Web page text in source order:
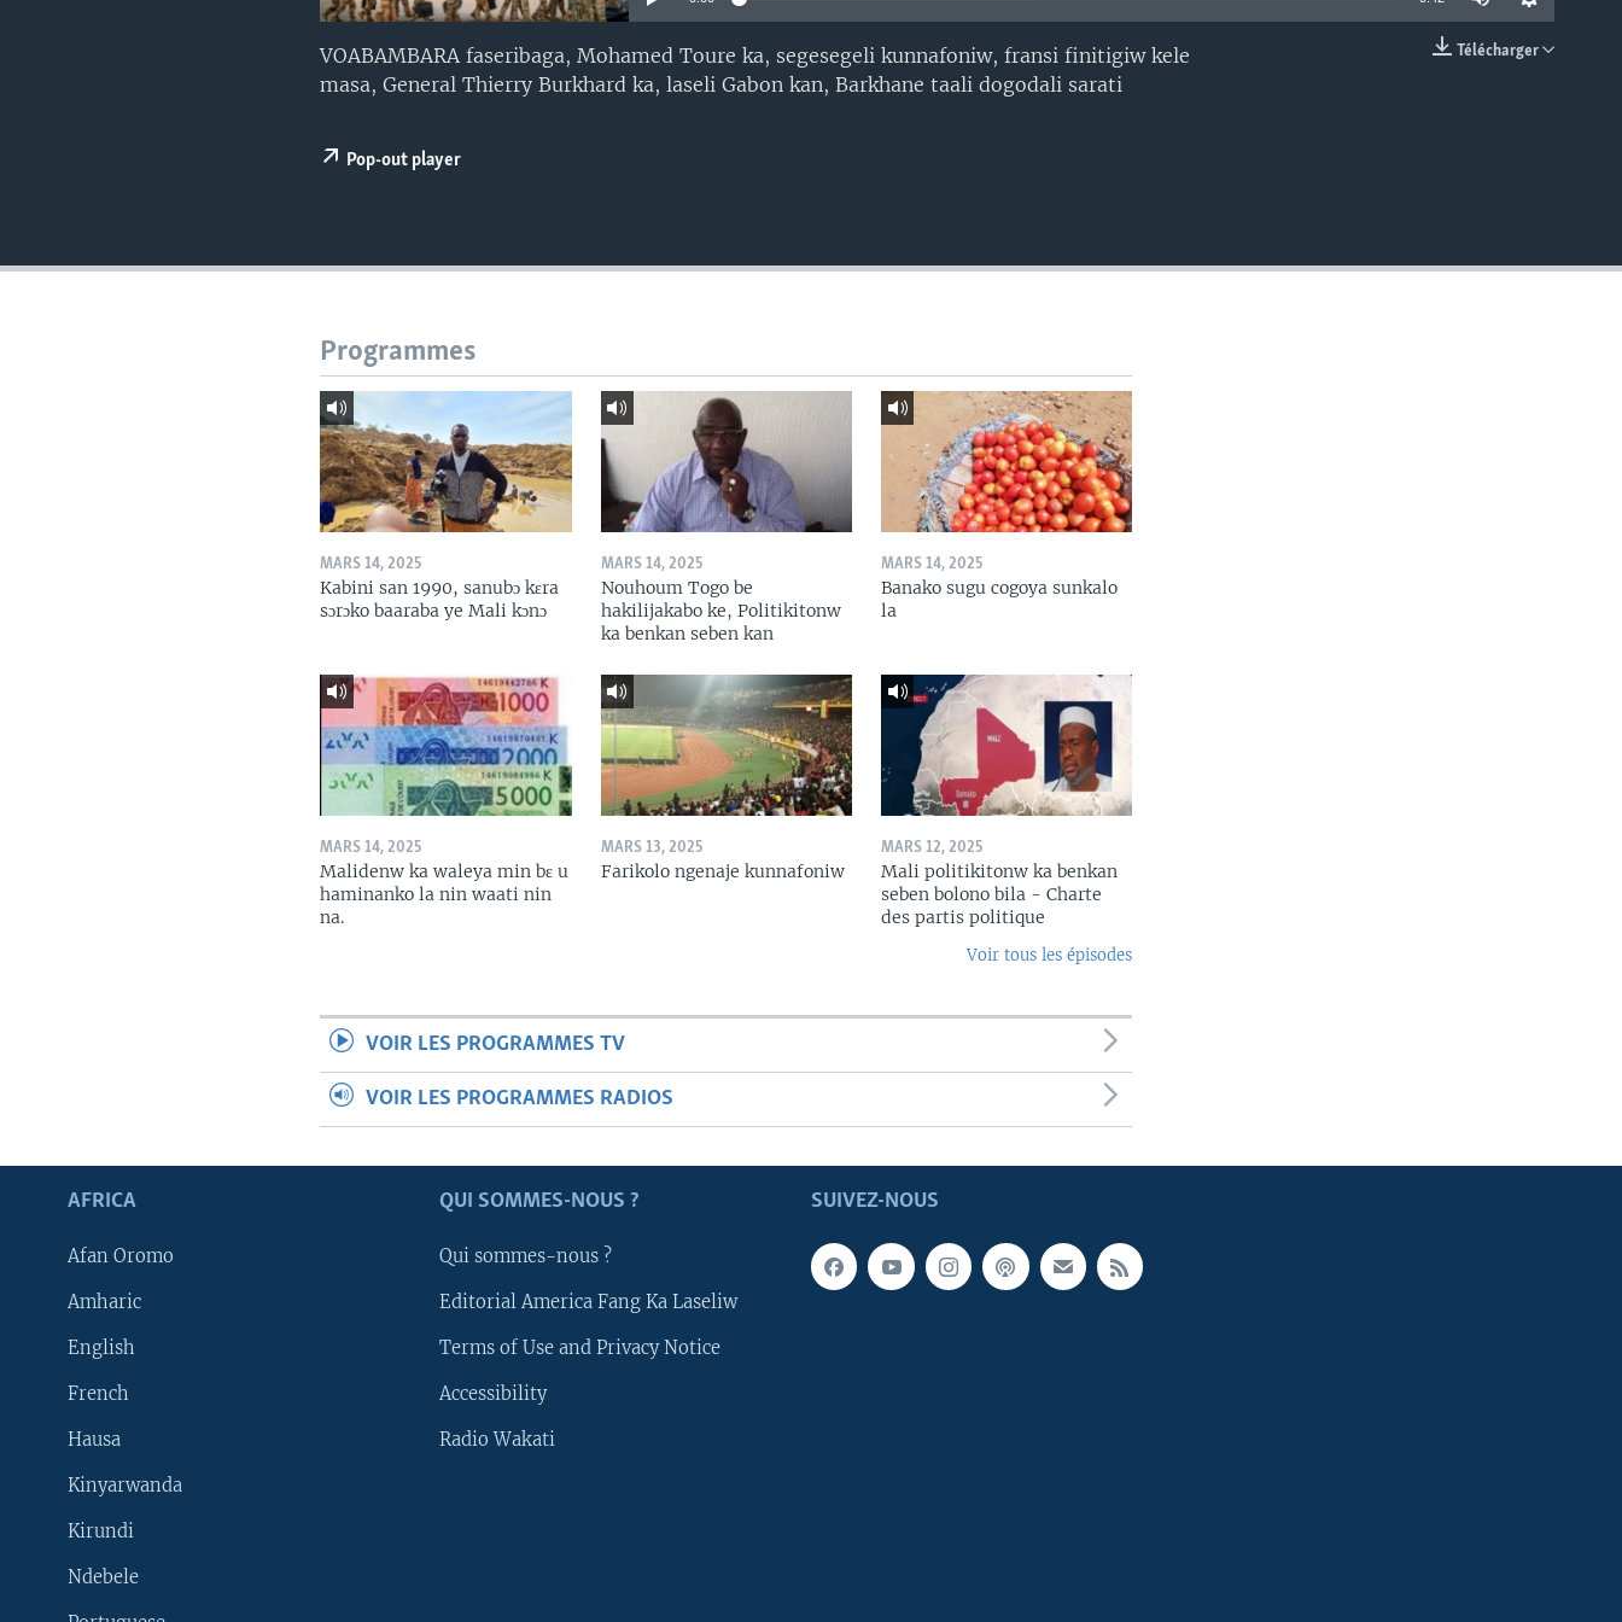
Télécharger
VOABAMBARA faseribaga, Mohamed Toure ka, segesegeli kunnafoniw, fransi finitigiw kele
masa, General Thierry Burkhard ka, laseli Gabon kan, Barkhane taali dogodali sarati
Pop-out player
Programmes
MARS 14, 2025
Kabini san 1990, sanubɔ kɛra
sɔrɔko baaraba ye Mali kɔnɔ
MARS 14, 2025
Nouhoum Togo be
hakilijakabo ke, Politikitonw
ka benkan seben kan
MARS 14, 2025
Banako sugu cogoya sunkalo
la
MARS 14, 2025
Malidenw ka waleya min bɛ u
haminanko la nin waati nin
na.
MARS 13, 2025
Farikolo ngenaje kunnafoniw
MARS 12, 2025
Mali politikitonw ka benkan
seben bolono bila - Charte
des partis politique
Voir tous les épisodes
VOIR LES PROGRAMMES TV
VOIR LES PROGRAMMES RADIOS
SUIVEZ-NOUS
AFRICA
Afan Oromo
Amharic
English
French
Hausa
Kinyarwanda
Kirundi
Ndebele
QUI SOMMES-NOUS ?
Qui sommes-nous ?
Editorial America Fang Ka Laseliw
Terms of Use and Privacy Notice
Accessibility
Radio Wakati